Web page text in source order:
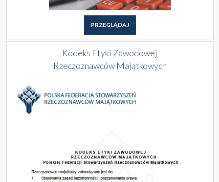
PRZEGLĄDAJ
Kodeks Etyki Zawodowej
Rzeczoznawców Majątkowych